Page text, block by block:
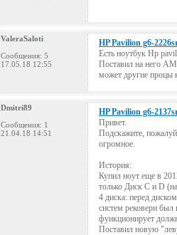
ValeraSaloti
Сообщения: 5
17.05.18 12:55
HP Pavilion g6-
Есть ноутбук Hp
Поставил на него
может другие процы
Dmitri89
Сообщения: 1
21.04.18 14:51
HP Pavilion g6-
Привет.
Подскажите,
огромное.
История:
Купил ноут еще в
только Диск С и D
4 диска: перед
систем рековери был
функционирует
Поставил новую